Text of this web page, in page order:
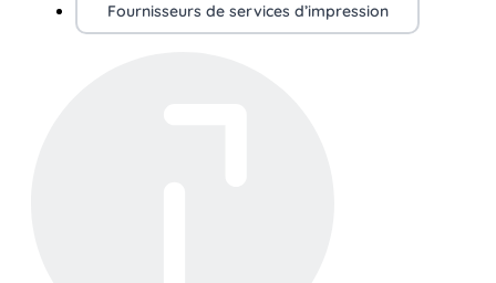
Fournisseurs de services d’impression